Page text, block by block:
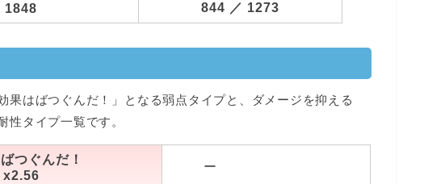
1848 844 ／ 1273
果はばつぐんだ！」となる弱点タイプと、ダメージを抑える
性タイプ一覧です。
つぐんだ！
x2.56
ー